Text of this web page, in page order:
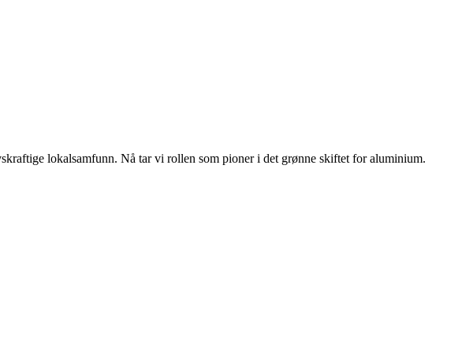
lokalsamfunn. Nå tar vi rollen som pioner i det grønne skiftet for aluminium.